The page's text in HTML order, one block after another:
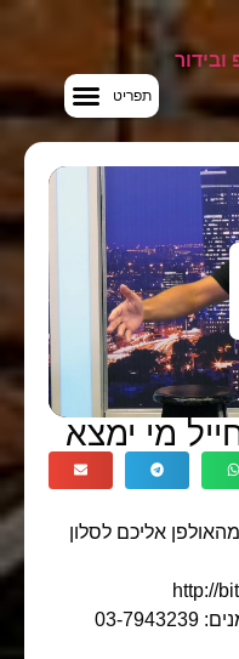
מי ימצא
אליכם לסלון